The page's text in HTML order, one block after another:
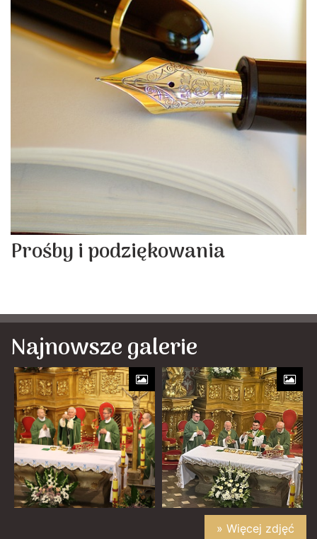
Prośby i podziękowania
Najnowsze galerie
» Więcej zdjęć